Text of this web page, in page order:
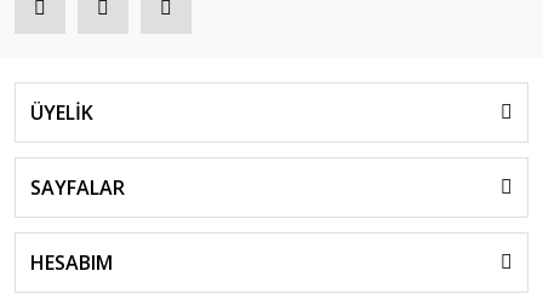
ÜYELİK
SAYFALAR
HESABIM